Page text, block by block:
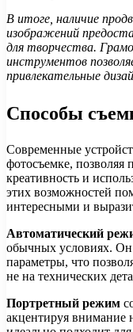
В итоге, наличие
изображений
для творчества.
инструментов
привлекательные
Способы
Современные
фотосъемке, позволяя
креативность и
этих возможностей
интересными и
Автоматический
обычных условиях. Он
параметры, что
не на технических
Портретный режим
акцентируя внимание